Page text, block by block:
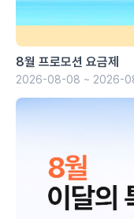
8월 프로모션 요금제
2026-08-08 ~ 2026-